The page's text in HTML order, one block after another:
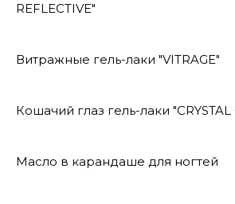
REFLECTIVE"
Витражные гель-лаки "VITRAGE"
Кошачий глаз гель-лаки "CRYSTAL
Масло в карандаше для ногтей